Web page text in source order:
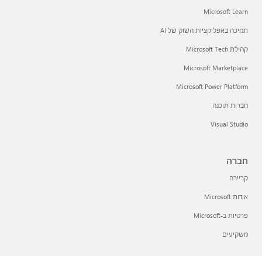
Microsoft Learn
תמיכה באפליקציות השוק של AI
קהילת Microsoft Tech
Microsoft Marketplace
Microsoft Power Platform
חברות תוכנה
Visual Studio
חברה
קריירה
אודות Microsoft
פרטיות ב-Microsoft
משקיעים